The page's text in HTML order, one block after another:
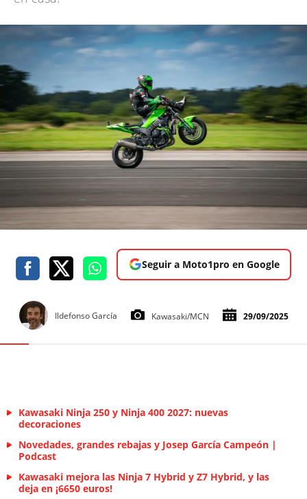
Seguir a Moto1pro en Google
Ildefonso García Kawasaki/MCN 29/09/2025
Kawasaki Ninja 250 y Ninja 400 2027: nuevas
decoraciones
Novedades, grandes rebajas y Josep García Campeón |
Podcast
Kawasaki mejora las Ninja 7 Hybrid y Z7 Hybrid, y las
deja en ¡6650 euros!